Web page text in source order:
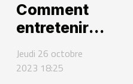
Comment
entretenir
le pelage de
mon chien ?
Jeudi 26 octobre
2023 18:25